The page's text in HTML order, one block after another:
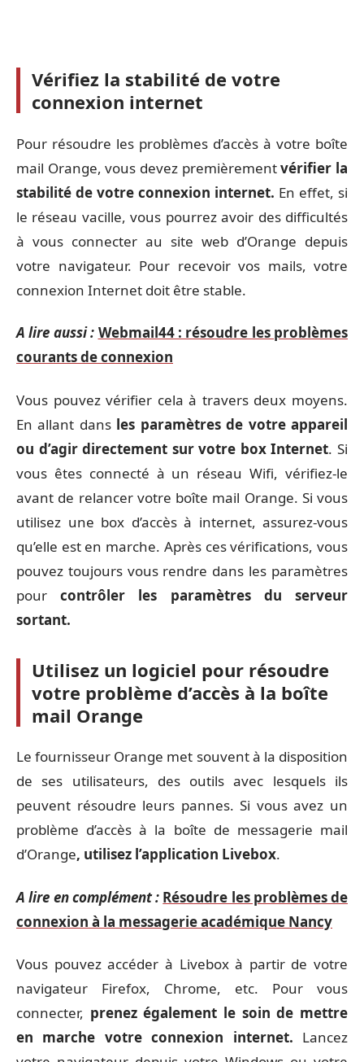
Vérifiez la stabilité de votre
connexion internet
Pour résoudre les problèmes d’accès à votre boîte
mail Orange, vous devez premièrementvérifier la
stabilité de votre connexion internet. En effet, si
le réseau vacille, vous pourrez avoir des difficultés
à vous connecter au site web d’Orange depuis
votre navigateur. Pour recevoir vos mails, votre
connexion Internet doit être stable.
A lire aussi : Webmail44 : résoudre les problèmes
courants de connexion
Vous pouvez vérifier cela à travers deux moyens.
En allant dans les paramètres de votre appareil
ou d’agir directement sur votre box Internet. Si
vous êtes connecté à un réseau Wifi, vérifiez-le
avant de relancer votre boîte mail Orange. Si vous
utilisez une box d’accès à internet, assurez-vous
qu’elle est en marche. Après ces vérifications, vous
pouvez toujours vous rendre dans les paramètres
pourcontrôler les paramètres du serveur
sortant.
Utilisez un logiciel pour résoudre
votre problème d’accès à la boîte
mail Orange
Le fournisseur Orange met souvent à la disposition
de ses utilisateurs, des outils avec lesquels ils
peuvent résoudre leurs pannes. Si vous avez un
problème d’accès à la boîte de messagerie mail
d’Orange, utilisez l’application Livebox.
A lire en complément : Résoudre les problèmes de
connexion à la messagerie académique Nancy
Vous pouvez accéder à Livebox à partir de votre
navigateur Firefox, Chrome, etc. Pour vous
connecter, prenez également le soin de mettre
en marche votre connexion internet. Lancez